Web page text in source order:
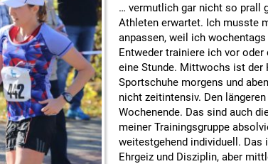
… vermutlich gar nicht so prall
Athleten erwartet. Ich musste
anpassen, weil ich
Entweder trainiere ich vor
eine Stunde. Mittwochs ist der
Sportschuhe morgens und
nicht zeitintensiv. Den
Wochenende. Das sind auch
meiner Trainingsgruppe
weitestgehend individuell. Das
Ehrgeiz und Disziplin, aber